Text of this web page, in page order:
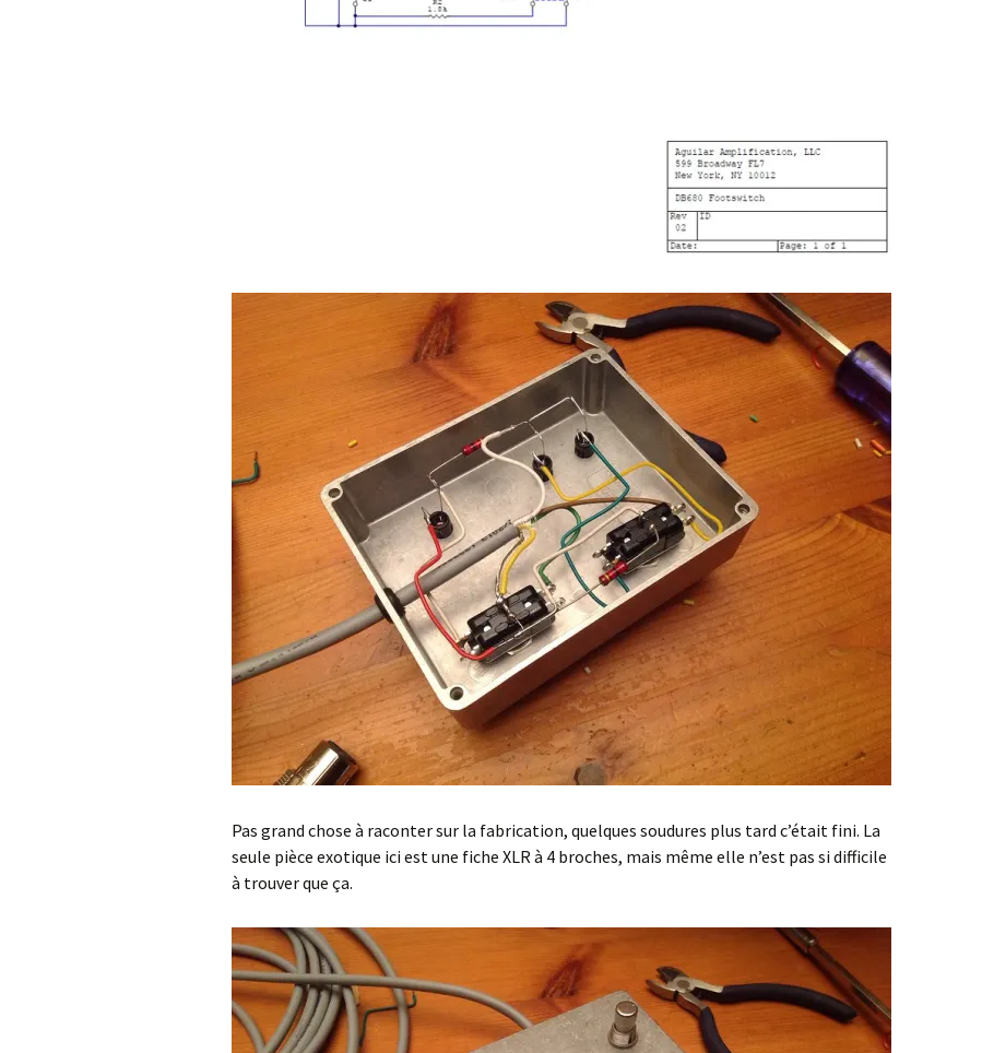
Pas grand chose à raconter sur la fabrication, quelques soudures plus tard c’était fini. La
seule pièce exotique ici est une fiche XLR à 4 broches, mais même elle n’est pas si difficile
à trouver que ça.